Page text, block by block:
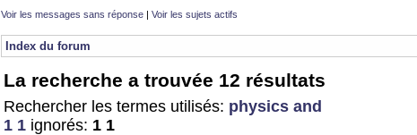
Voir les messages sans réponse | Voir les sujets actifs
Index du forum
La recherche a trouvée 12 résultats
Rechercher les termes utilisés: physics and
1 1 ignorés: 1 1